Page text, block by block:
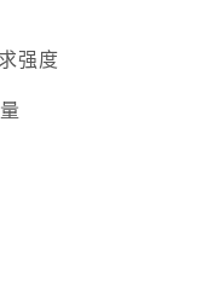
强度